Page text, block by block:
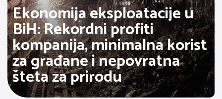
Ekonomija eksploatacije u
BiH: Rekordni profiti
kompanija, minimalna korist
za građane i nepovratna
šteta za prirodu